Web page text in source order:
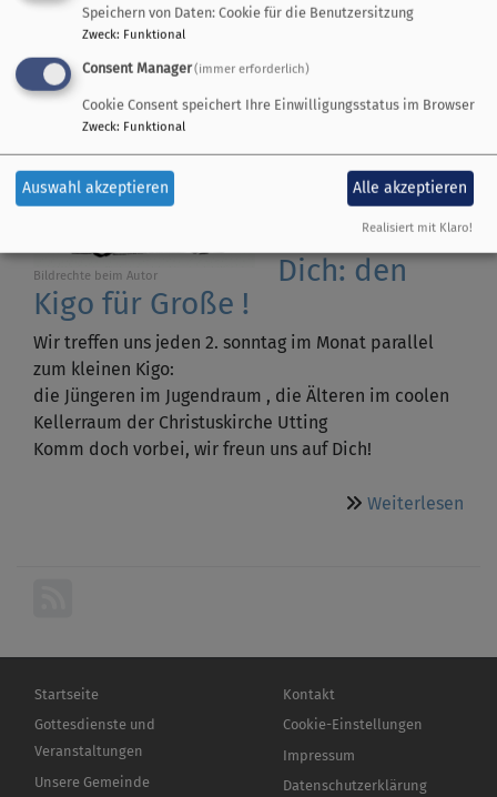
Bildrechte beim Autor
Geschichten?
Du bist gern kreativ?
Du triffst Dich gern mit
Gleichaltrigen?
Dann haben
wir etwas für
Dich: den
Kigo für Große !
Wir treffen uns jeden 2. sonntag im Monat parallel
zum kleinen Kigo:
die Jüngeren im Jugendraum , die Älteren im coolen
Kellerraum der Christuskirche Utting
Komm doch vorbei, wir freun uns auf Dich!
Weiterlesen
Hauptnavigation
Startseite
Gottesdienste und
Veranstaltungen
Unsere Gemeinde
Fußbereichsmenü
Kontakt
Cookie-Einstellungen
Impressum
Datenschutzerklärung
Speichern von Daten: Cookie für die Benutzersitzung
Zweck: Funktional
Consent Manager(immer erforderlich)
Cookie Consent speichert Ihre Einwilligungsstatus im Browser
Zweck: Funktional
Auswahl akzeptieren Alle akzeptieren
Realisiert mit Klaro!